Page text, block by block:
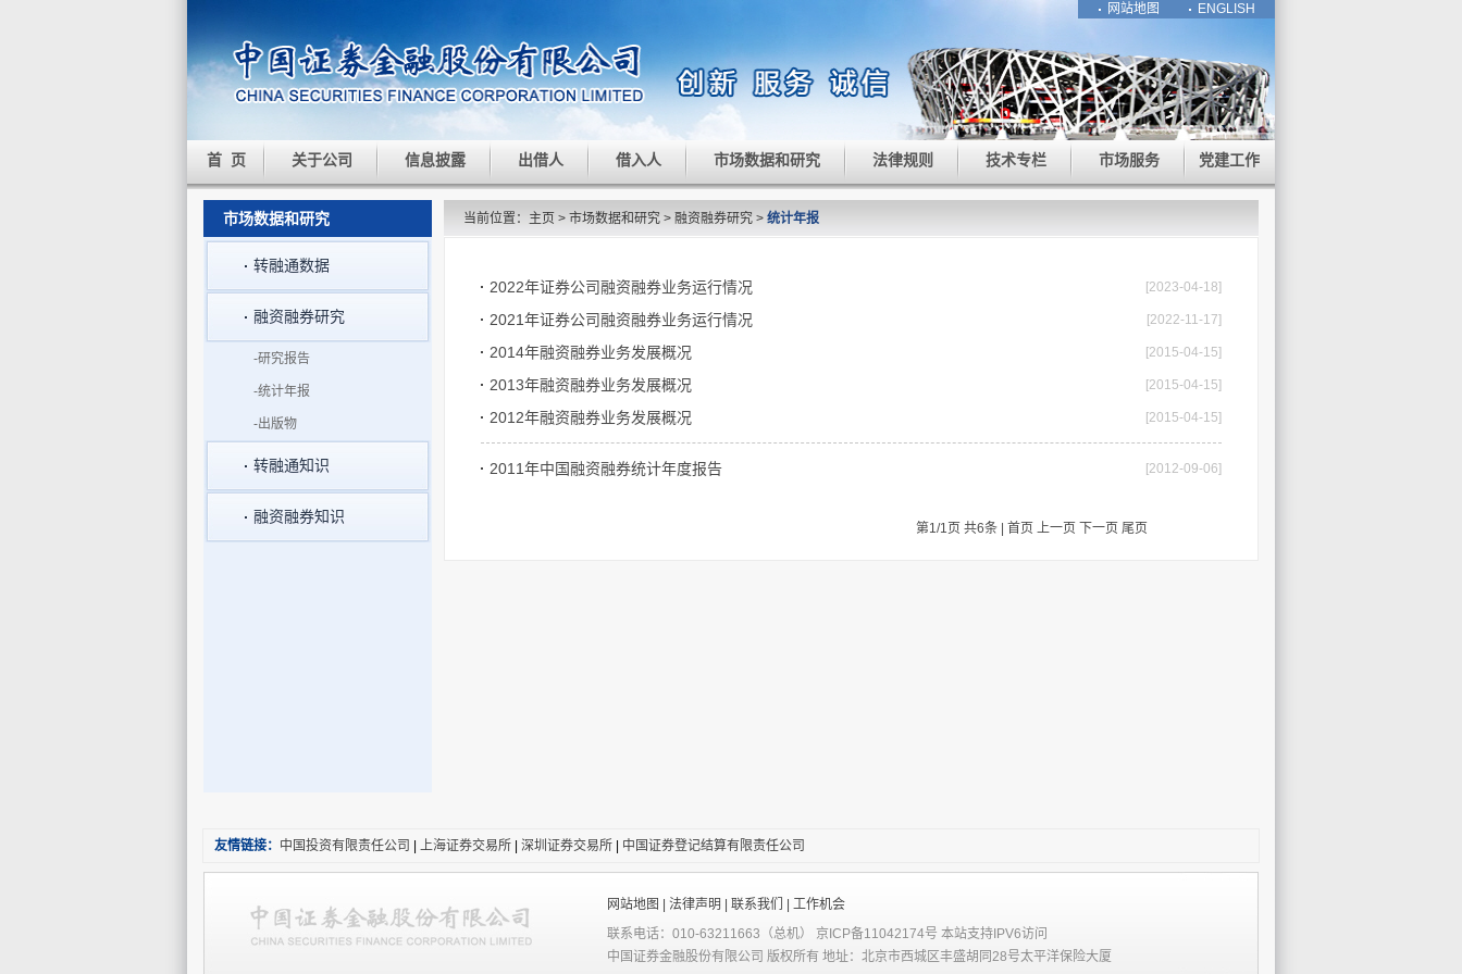
网站地图 ENGLISH
首 页 关于公司 信息披露 出借人 借入人 市场数据和研究 法律规则 技术专栏 市场服务 党建工作
市场数据和研究
转融通数据
融资融券研究
-研究报告
-统计年报
-出版物
转融通知识
融资融券知识
当前位置： 主页 > 市场数据和研究 > 融资融券研究 > 统计年报
2022年证券公司融资融券业务运行情况 [2023-04-18]
2021年证券公司融资融券业务运行情况 [2022-11-17]
2014年融资融券业务发展概况 [2015-04-15]
2013年融资融券业务发展概况 [2015-04-15]
2012年融资融券业务发展概况 [2015-04-15]
2011年中国融资融券统计年度报告 [2012-09-06]
第1/1页 共6条 | 首页 上一页 下一页 尾页
友情链接： 中国投资有限责任公司 上海证券交易所 深圳证券交易所 中国证券登记结算有限责任公司
网站地图 | 法律声明 | 联系我们 | 工作机会
联系电话：010-63211663（总机） 京ICP备11042174号 本站支持IPV6访问
中国证券金融股份有限公司 版权所有 地址：北京市西城区丰盛胡同28号太平洋保险大厦